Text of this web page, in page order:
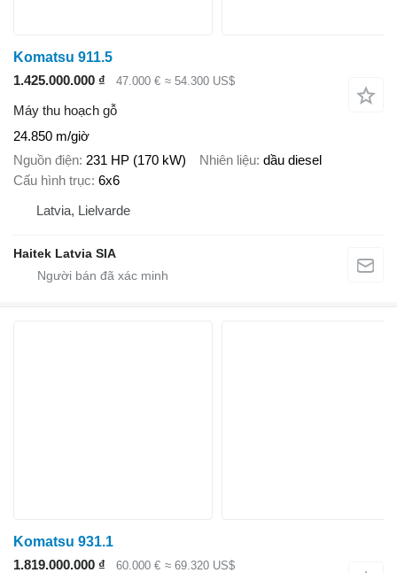
Komatsu 911.5
1.425.000.000 ₫
47.000 € ≈ 54.300 US$
Máy thu hoạch gỗ
24.850 m/giờ
Nguồn điện 231 HP (170 kW) Nhiên liệu dầu diesel
Cấu hình trục 6x6
Latvia, Lielvarde
Haitek Latvia SIA
Komatsu 931.1
1.819.000.000 ₫
60.000 € ≈ 69.320 US$